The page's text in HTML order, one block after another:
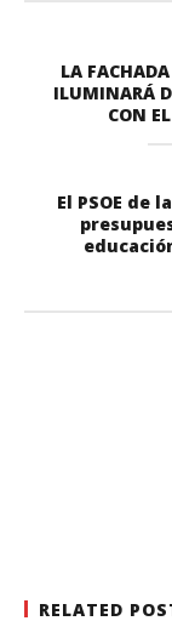
LA
ILUMINARÁ
CON
El PSOE de
RELATED